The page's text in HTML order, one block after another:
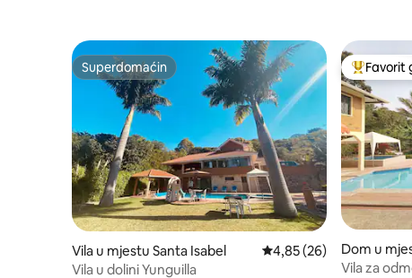
Superdomaćin
Superdomaćin
Vila u mjestu Santa Isabel Prosječna ocjena: 4,85
4,85 (26)
Vila u dolini Yunguilla
Glavni
Favorit
Dom u
Vila za